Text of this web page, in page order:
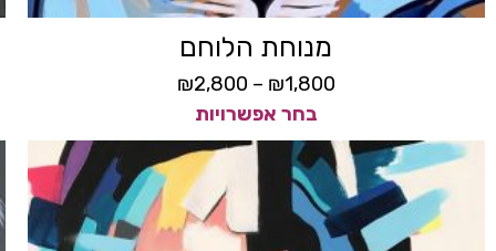
מנוחת הלוחם
₪1,800
–
₪2,800
בחר אפשרויות